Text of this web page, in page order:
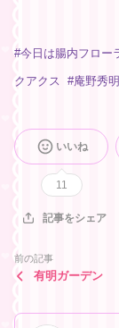
#今日は腸内フロー
クアクス #庵野秀明
いいね
11
記事をシェア
前の記事
有明ガーデン